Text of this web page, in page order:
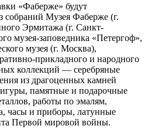
«Фаберже» будут
собраний Музея Фаберже (г.
Эрмитажа (г. Санкт-
музея-заповедника «Петергоф»,
музея (г. Москва),
прикладного и народного
коллекций — серебряные
из драгоценных камней
памятные и подарочные
работы по эмалям,
часы и приборы, латунные
Первой мировой войны.